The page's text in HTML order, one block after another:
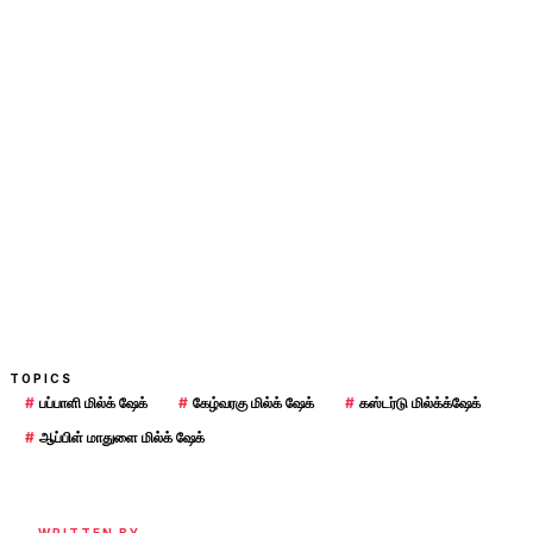
TOPICS
# பப்பாளி மில்க் ஷேக் # கேழ்வரகு மில்க் ஷேக் # கஸ்டர்டு மில்க்க்ஷேக்
# ஆப்பிள் மாதுளை மில்க் ஷேக்